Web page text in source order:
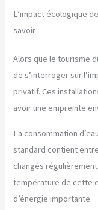
L’impact écologique
savoir
Alors que le tourisme
de s’interroger sur
privatif. Ces
avoir une empreinte
La consommation
standard contient
changés
température de cette
d’énergie importante.